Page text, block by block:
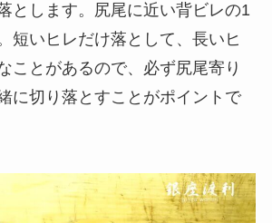
とします。尻尾に近い背ビレの1
短いヒレだけ落として、長いヒ
ことがあるので、必ず尻尾寄り
に切り落とすことがポイントで